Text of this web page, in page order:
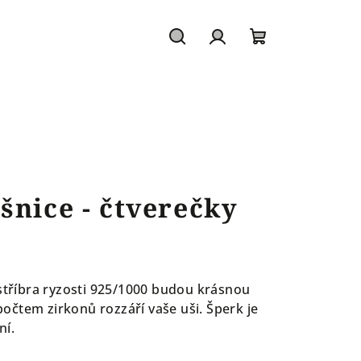
- čtverečky
ryzosti 925/1000 budou krásnou
zirkonů rozzáří vaše uši. Šperk je